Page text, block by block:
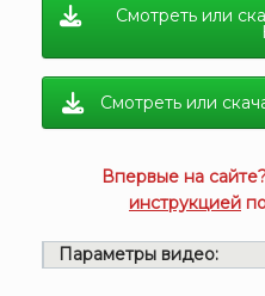
Смотреть или
Смотреть или
Впервые на
инструкцией
Параметры видео: